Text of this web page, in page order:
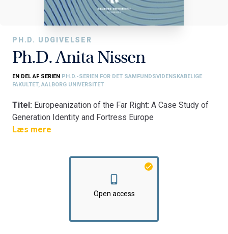
PH.D. UDGIVELSER
Ph.D. Anita Nissen
EN DEL AF SERIEN PH.D.-SERIEN FOR DET SAMFUNDSVIDENSKABELIGE
FAKULTET, AALBORG UNIVERSITET
Titel: Europeanization of the Far Right: A Case Study of
Generation Identity and Fortress Europe
Fakultet:Det Samfundsvidenskabelige Fakultet
Læs mere
Open access